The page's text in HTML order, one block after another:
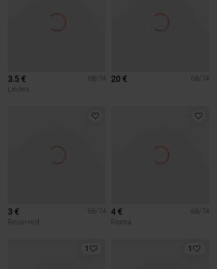
3.5 €
68/74
Lindex
20 € 68/74
3 €
68/74
Reserved
4 €
68/74
Reima
1 1